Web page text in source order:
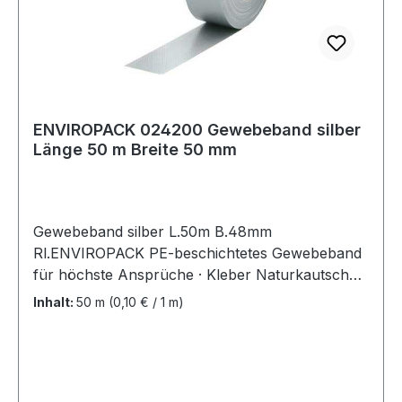
ENVIROPACK 024200 Gewebeband silber
Länge 50 m Breite 50 mm
Gewebeband silber L.50m B.48mm
Rl.ENVIROPACK PE-beschichtetes Gewebeband
für höchste Ansprüche · Kleber Naturkautschuk
· für viele Einsatzzwecke geeignet, z. B.
Inhalt: 50 m (0,10 € / 1 m)